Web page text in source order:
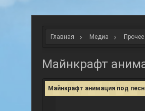
Главная Медиа Прочее
Майнкрафт
Майнкрафт анимация под